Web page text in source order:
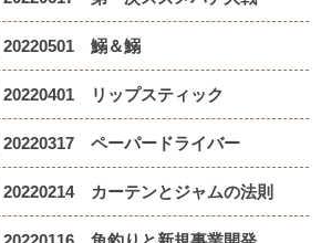
20220501 鰯＆鰯
20220401 リップスティック
20220317 ペーパードライバー
20220214 カーテンとジャムの法則